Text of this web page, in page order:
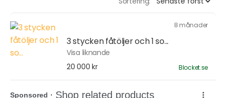
8 månader
3 stycken fåtöljer och 1 so...
Visa liknande
20 000 kr
Blocket.se